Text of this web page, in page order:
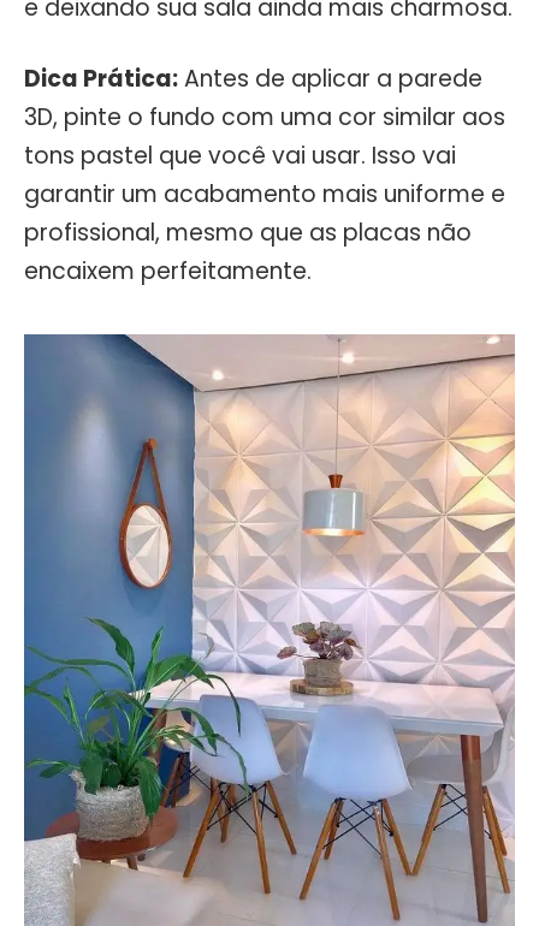
e deixando sua sala ainda mais charmosa.
Dica Prática:Antes de aplicar a parede
3D, pinte o fundo com uma cor similar aos
tons pastel que você vai usar. Isso vai
garantir um acabamento mais uniforme e
profissional, mesmo que as placas não
encaixem perfeitamente.